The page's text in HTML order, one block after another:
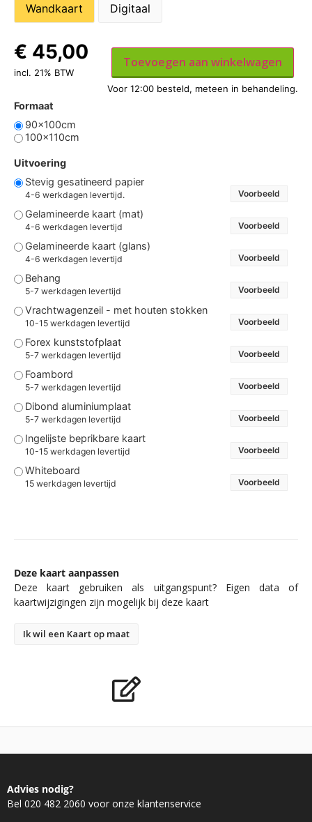
Wandkaart Digitaal
Formaat
90x100cm
100x110cm
Uitvoering
Stevig gesatineerd papier
4-6 werkdagen levertijd. Voorbeeld
Gelamineerde kaart (mat)
4-6 werkdagen levertijd Voorbeeld
Gelamineerde kaart (glans)
4-6 werkdagen levertijd Voorbeeld
Behang
5-7 werkdagen levertijd Voorbeeld
Vrachtwagenzeil - met houten stokken
10-15 werkdagen levertijd Voorbeeld
Forex kunststofplaat
5-7 werkdagen levertijd Voorbeeld
Foambord
5-7 werkdagen levertijd Voorbeeld
Dibond aluminiumplaat
5-7 werkdagen levertijd Voorbeeld
Ingelijste beprikbare kaart
10-15 werkdagen levertijd Voorbeeld
Whiteboard
15 werkdagen levertijd Voorbeeld
€ 45,00
incl. 21% BTW
Toevoegen aan winkelwagen
Deze kaart aanpassen
Deze kaart gebruiken als uitgangspunt? Eigen data of
kaartwijzigingen zijn mogelijk bij deze kaart
Ik wil een Kaart op maat
Advies nodig?
Bel 020 482 2060 voor onze klantenservice